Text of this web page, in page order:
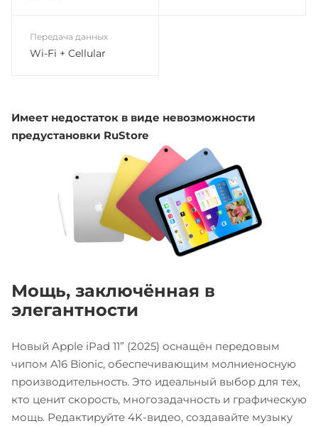
Имеет недостаток в виде невозможности
предустановки RuStore
Мощь, заключённая в
элегантности
Новый Apple iPad 11” (2025) оснащён передовым
чипом A16 Bionic, обеспечивающим молниеносную
производительность. Это идеальный выбор для тех,
кто ценит скорость, многозадачность и графическую
мощь. Редактируйте 4K-видео, создавайте музыку
Передача данных
Wi-Fi + Cellular